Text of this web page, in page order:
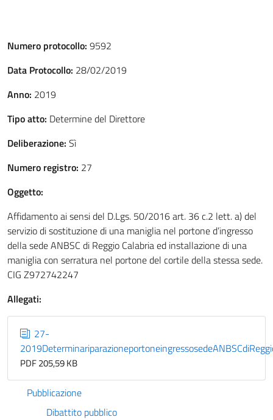
Numero protocollo: 9592
Data Protocollo: 28/02/2019
Anno: 2019
Tipo atto: Determine del Direttore
Deliberazione: Sì
Numero registro: 27
Oggetto:
Affidamento ai sensi del D.Lgs. 50/2016 art. 36 c.2 lett. a) del
servizio di sostituzione di una maniglia nel portone d’ingresso
della sede ANBSC di Reggio Calabria ed installazione di una
maniglia con serratura nel portone del cortile della stessa sede.
CIG Z972742247
Allegati:
27-
PDF 205,59 KB
Pubblicazione
Dibattito pubblico